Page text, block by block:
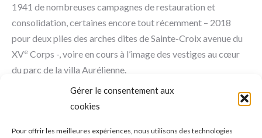
Gérer le consentement aux
cookies
Pour offrir les meilleures expériences, nous utilisons des technologies
1941 de nombreuses campagnes de restauration et
consolidation, certaines encore tout récemment – 2018
pour deux piles des arches dites de Sainte-Croix avenue du
XVe Corps -, voire en cours à l’image des vestiges au cœur
du parc de la villa Aurélienne.
ONGLET PRÉCÉDENT